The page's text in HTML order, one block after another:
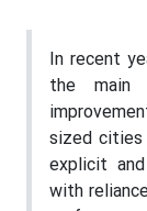
In recent
the main
sized cities
explicit
with